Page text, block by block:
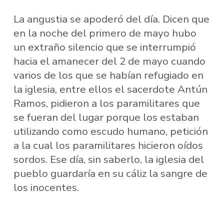
La angustia se apoderó del día. Dicen que
en la noche del primero de mayo hubo
un extraño silencio que se interrumpió
hacia el amanecer del 2 de mayo cuando
varios de los que se habían refugiado en
la iglesia, entre ellos el sacerdote Antún
Ramos, pidieron a los paramilitares que
se fueran del lugar porque los estaban
utilizando como escudo humano, petición
a la cual los paramilitares hicieron oídos
sordos. Ese día, sin saberlo, la iglesia del
pueblo guardaría en su cáliz la sangre de
los inocentes.